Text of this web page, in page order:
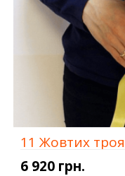
11 Жовтих
6 920 грн.